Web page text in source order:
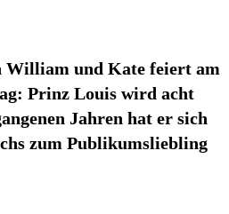
William und Kate feiert am
Prinz Louis wird acht
Jahren hat er sich
zum Publikumsliebling